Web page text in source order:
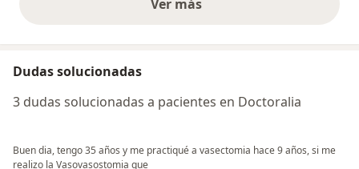
Ver másopiniones anteriores
Dudas solucionadas
3 dudas solucionadas a pacientes en Doctoralia
Buen dia, tengo 35 años y me practiqué a vasectomia hace 9 años, si me
realizo la Vasovasostomia que